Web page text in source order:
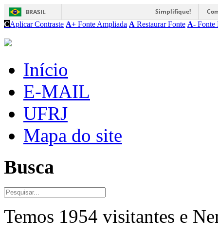
BRASIL Simplifique!
CAplicar Contraste A+ Fonte Ampliada A Restaurar Fonte A- Fonte
Início
E-MAIL
UFRJ
Mapa do site
Busca
Temos 1954 visitantes e